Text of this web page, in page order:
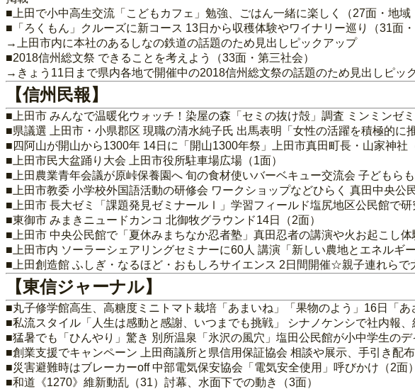
■上田で小中高生交流「こどもカフェ」勉強、ごはん一緒に楽しく（27面・地域
■「ろくもん」クルーズに新コース 13日から収穫体験やワイナリー巡り（31面・
→上田市内に本社のあるしなの鉄道の話題のため見出しピックアップ
■2018信州総文祭 できることを考えよう（33面・第三社会）
→きょう11日まで県内各地で開催中の2018信州総文祭の話題のため見出しピッ
【信州民報】
■上田市 みんなで温暖化ウォッチ！染屋の森「セミの抜け殻」調査 ミンミンゼ
■県議選 上田市・小県郡区 現職の清水純子氏 出馬表明「女性の活躍を積極的に
■四阿山が開山から1300年 14日に「開山1300年祭」上田市真田町長・山家神社
■上田市民大盆踊り大会 上田市役所駐車場広場（1面）
■上田農業青年会議が原峠保養園へ 旬の食材使いバーベキュー交流会 子どもら
■上田市教委 小学校外国語活動の研修会 ワークショップなどひらく 真田中央公
■上田市 長大ゼミ「課題発見ゼミナールⅠ」学習フィールド塩尻地区公民館で研
■東御市 みまきニュードカンコ 北御牧グラウンド14日（2面）
■上田市 中央公民館で「夏休みまちなか忍者塾」真田忍者の講演や火お起こし体
■上田市内 ソーラーシェアリングセミナーに60人 講演「新しい農地とエネルギ
■上田創造館 ふしぎ・なるほど・おもしろサイエンス 2日間開催☆親子連れらで
【東信ジャーナル】
■丸子修学館高生、高糖度ミニトマト栽培「あまいね」「果物のよう」16日「あ
■私流スタイル「人生は感動と感謝、いつまでも挑戦」 シナノケンシで社内報
■猛暑でも「ひんやり」驚き 別所温泉「氷沢の風穴」塩田公民館が小中学生のデ
■創業支援でキャンペーン 上田商議所と県信用保証協会 相談や展示、手引き配布
■災害避難時はブレーカーoff 中部電気保安協会「電気安全使用」呼びかけ（2面）
■和道《1270》維新動乱（31）討幕、水面下での動き（3面）